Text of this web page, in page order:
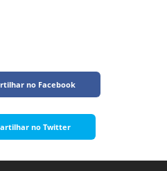
no Facebook
no Twitter